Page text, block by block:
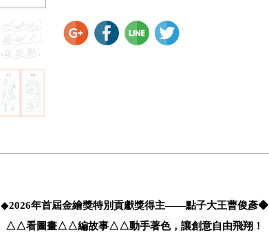
◆2026年首屆金繪獎特別貢獻獎得主——點子大王曹俊彥◆
△△看圖畫△△編故事△△動手著色，讓創意自由飛翔！